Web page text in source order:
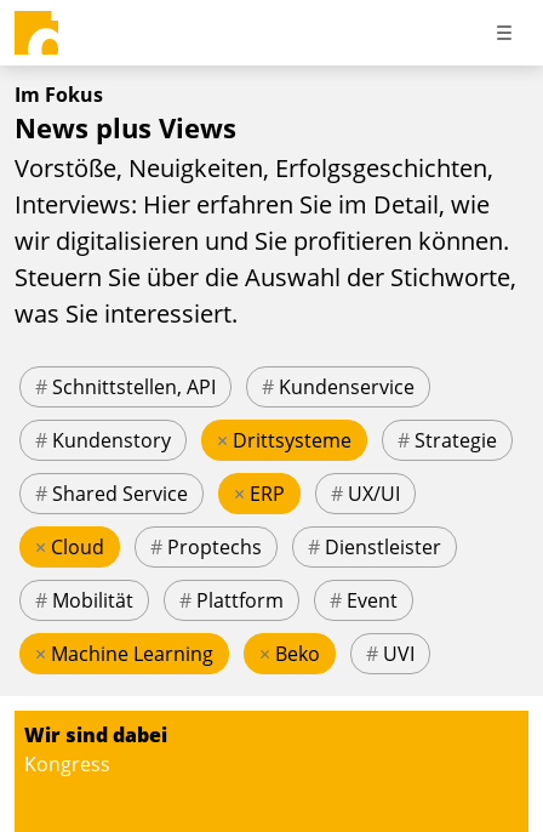
Im Fokus
News plus Views
Vorstöße, Neuigkeiten, Erfolgsgeschichten,
Interviews: Hier erfahren Sie im Detail, wie
wir digitalisieren und Sie profitieren können.
Steuern Sie über die Auswahl der Stichworte,
was Sie interessiert.
#Schnittstellen, API # Kundenservice
# Kundenstory × Drittsysteme #Strategie
#Shared Service × ERP # UX/UI
× Cloud # Proptechs # Dienstleister
# Mobilität # Plattform # Event
× Machine Learning × Beko # UVI
Wir sind dabei
Kongress